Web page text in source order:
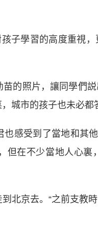
學習的高度重視，
照片，讓同學們説
城市的孩子也未必都
受到了當地和其他
但在不少當地人心
京去。“之前支教時